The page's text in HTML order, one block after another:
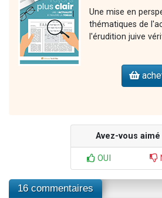
Une mise en
thématiques de
l'érudition juive
Avez-vous aimé
OUI
16 commentaires